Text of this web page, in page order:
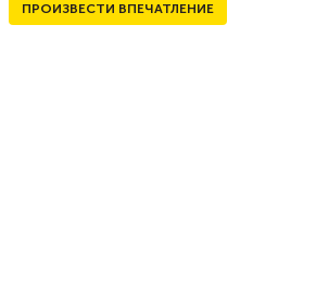
ПРОИЗВЕСТИ ВПЕЧАТЛЕНИЕ